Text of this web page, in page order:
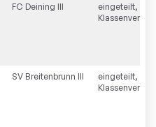
FC Deining III
eingeteilt,
SV Breitenbrunn III
eingeteilt,